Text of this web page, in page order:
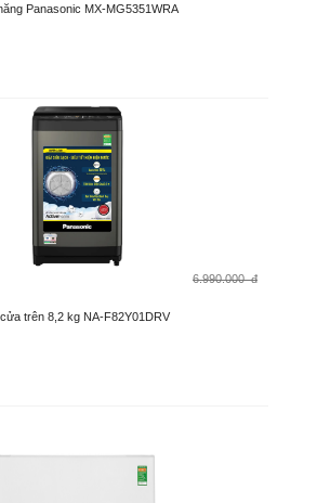
Panasonic MX-MG5351WRA
6.990.000 đ
trên 8,2 kg NA-F82Y01DRV